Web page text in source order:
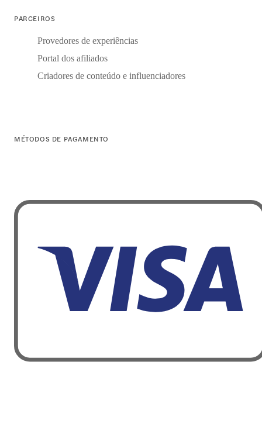
PARCEIROS
Provedores de experiências
Portal dos afiliados
Criadores de conteúdo e influenciadores
MÉTODOS DE PAGAMENTO